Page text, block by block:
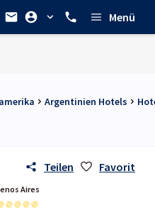
Menü
Argentinien Hotels
Teilen Favorit
Aires